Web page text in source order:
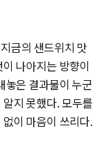
금의 샌드위치 맛
나아지는 방향이
놓은 결과물이 누군
지 못했다. 모두를
이 마음이 쓰리다.